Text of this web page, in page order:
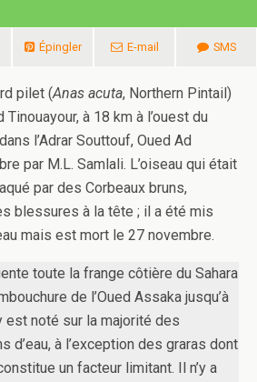
Épingler E-mail SMS
pilet (Anas acuta, Northern Pintail)
à 18 km à l’ouest du
l’Adrar Souttouf, Oued Ad
par M.L. Samlali. L’oiseau qui était
par des Corbeaux bruns,
blessures à la tête ; il a été mis
mais est mort le 27 novembre.
toute la frange côtière du Sahara
de l’Oued Assaka jusqu’à
est noté sur la majorité des
d’eau, à l’exception des graras dont
un facteur limitant. Il n’y a